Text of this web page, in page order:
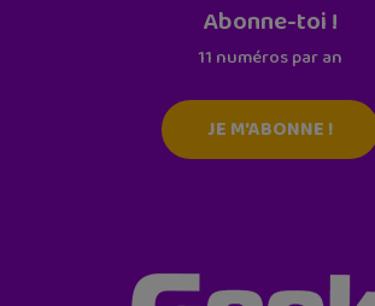
Abonne-toi !
11 numéros par an
JE M'ABONNE !